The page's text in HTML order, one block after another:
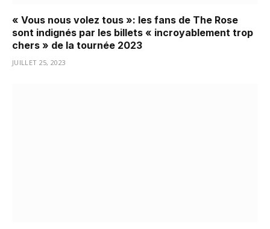
« Vous nous volez tous »: les fans de The Rose
sont indignés par les billets « incroyablement trop
chers » de la tournée 2023
JUILLET 25, 2023